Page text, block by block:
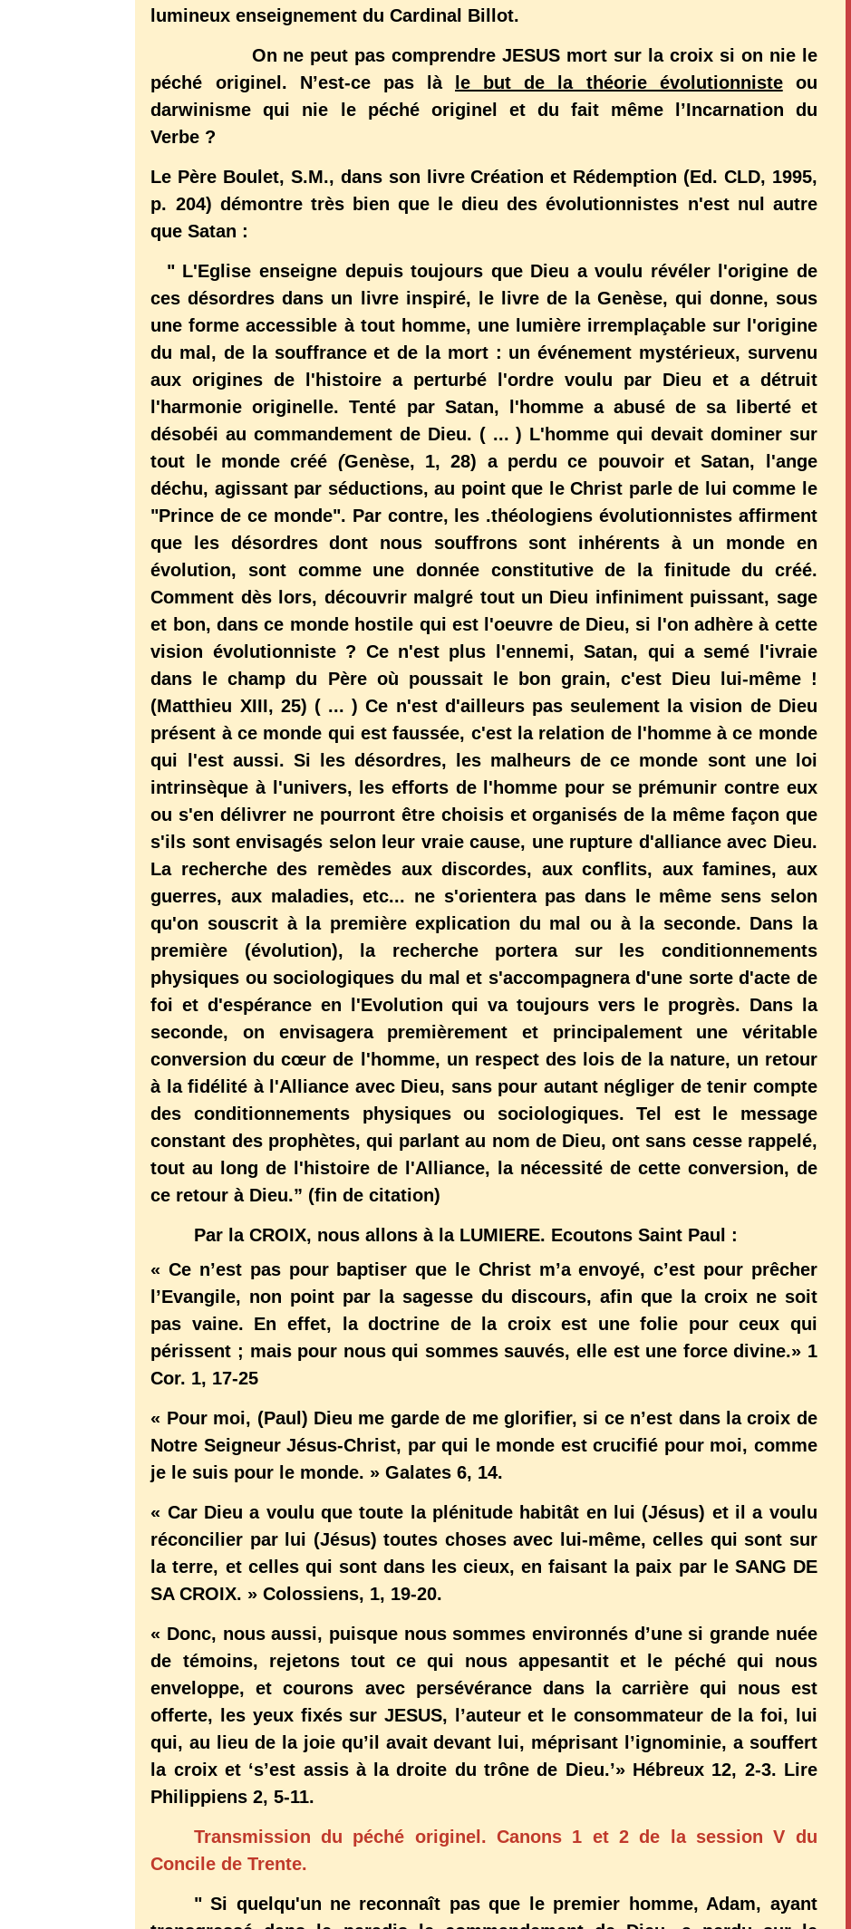
lumineux enseignement du Cardinal Billot.
On ne peut pas comprendre JESUS mort sur la croix si on nie le
péché originel. N’est-ce pas là
le but de la théorie évolutionnisteou
darwinisme qui nie le péché originel et du fait même l’Incarnation du
Verbe ?
Le Père Boulet, S.M., dans son livre Création et Rédemption (Ed. CLD, 1995,
p. 204) démontre très bien que le dieu des évolutionnistes n'est nul autre
que Satan :
" L'Eglise enseigne depuis toujours que Dieu a voulu révéler l'origine de
ces désordres dans un livre inspiré, le livre de la Genèse, qui donne, sous
une forme accessible à tout homme, une lumière irremplaçable sur l'origine
du mal, de la souffrance et de la mort : un événement mystérieux, survenu
aux origines de l'histoire a perturbé l'ordre voulu par Dieu et a détruit
l'harmonie originelle. Tenté par Satan, l'homme a abusé de sa liberté et
désobéi au commandement de Dieu. ( ... ) L'homme qui devait dominer sur
tout le monde créé (Genèse, 1, 28) a perdu ce pouvoir et Satan, l'ange
déchu, agissant par séductions, au point que le Christ parle de lui comme le
"Prince de ce monde". Par contre, les .théologiens évolutionnistes affirment
que les désordres dont nous souffrons sont inhérents à un monde en
évolution, sont comme une donnée constitutive de la finitude du créé.
Comment dès lors, découvrir malgré tout un Dieu infiniment puissant, sage
et bon, dans ce monde hostile qui est l'oeuvre de Dieu, si l'on adhère à cette
vision évolutionniste ? Ce n'est plus l'ennemi, Satan, qui a semé l'ivraie
dans le champ du Père où poussait le bon grain, c'est Dieu lui-même !
(Matthieu XIII, 25) ( ... ) Ce n'est d'ailleurs pas seulement la vision de Dieu
présent à ce monde qui est faussée, c'est la relation de l'homme à ce monde
qui l'est aussi. Si les désordres, les malheurs de ce monde sont une loi
intrinsèque à l'univers, les efforts de l'homme pour se prémunir contre eux
ou s'en délivrer ne pourront être choisis et organisés de la même façon que
s'ils sont envisagés selon leur vraie cause, une rupture d'alliance avec Dieu.
La recherche des remèdes aux discordes, aux conflits, aux famines, aux
guerres, aux maladies, etc... ne s'orientera pas dans le même sens selon
qu'on souscrit à la première explication du mal ou à la seconde. Dans la
première (évolution), la recherche portera sur les conditionnements
physiques ou sociologiques du mal et s'accompagnera d'une sorte d'acte de
foi et d'espérance en l'Evolution qui va toujours vers le progrès. Dans la
seconde, on envisagera premièrement et principalement une véritable
conversion du cœur de l'homme, un respect des lois de la nature, un retour
à la fidélité à l'Alliance avec Dieu, sans pour autant négliger de tenir compte
des conditionnements physiques ou sociologiques. Tel est le message
constant des prophètes, qui parlant au nom de Dieu, ont sans cesse rappelé,
tout au long de l'histoire de l'Alliance, la nécessité de cette conversion, de
ce retour à Dieu.” (fin de citation)
Par la CROIX, nous allons à la LUMIERE. Ecoutons Saint Paul :
« Ce n’est pas pour baptiser que le Christ m’a envoyé, c’est pour prêcher
l’Evangile, non point par la sagesse du discours, afin que la croix ne soit
pas vaine. En effet, la doctrine de la croix est une folie pour ceux qui
périssent ; mais pour nous qui sommes sauvés, elle est une force divine.» 1
Cor. 1, 17-25
« Pour moi, (Paul) Dieu me garde de me glorifier, si ce n’est dans la croix de
Notre Seigneur Jésus-Christ, par qui le monde est crucifié pour moi, comme
je le suis pour le monde. » Galates 6, 14.
« Car Dieu a voulu que toute la plénitude habitât en lui (Jésus) et il a voulu
réconcilier par lui (Jésus) toutes choses avec lui-même, celles qui sont sur
la terre, et celles qui sont dans les cieux, en faisant la paix par le SANG DE
SA CROIX. » Colossiens, 1, 19-20.
« Donc, nous aussi, puisque nous sommes environnés d’une si grande nuée
de témoins, rejetons tout ce qui nous appesantit et le péché qui nous
enveloppe, et courons avec persévérance dans la carrière qui nous est
offerte, les yeux fixés sur JESUS, l’auteur et le consommateur de la foi, lui
qui, au lieu de la joie qu’il avait devant lui, méprisant l’ignominie, a souffert
la croix et ‘s’est assis à la droite du trône de Dieu.’» Hébreux 12, 2-3. Lire
Philippiens 2, 5-11.
Transmission du péché originel. Canons 1 et 2 de la session V du
Concile de Trente.
" Si quelqu'un ne reconnaît pas que le premier homme, Adam, ayant